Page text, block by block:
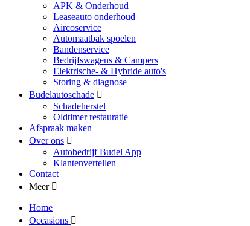
APK & Onderhoud
Leaseauto onderhoud
Aircoservice
Automaatbak spoelen
Bandenservice
Bedrijfswagens & Campers
Elektrische- & Hybride auto's
Storing & diagnose
Budelautoschade
Schadeherstel
Oldtimer restauratie
Afspraak maken
Over ons
Autobedrijf Budel App
Klantenvertellen
Contact
Meer
Home
Occasions